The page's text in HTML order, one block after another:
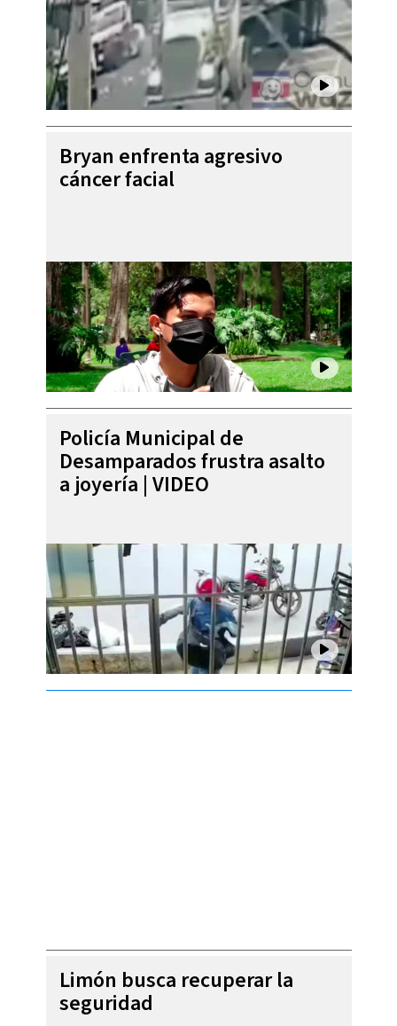
Bryan enfrenta agresivo
cáncer facial
Policía Municipal de
Desamparados frustra asalto
a joyería | VIDEO
Limón busca recuperar la
seguridad